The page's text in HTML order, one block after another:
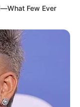
Müglitztal
Few Ever